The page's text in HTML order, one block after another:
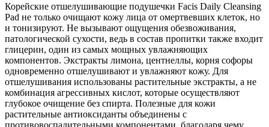
Корейские отшелушивающие подушечки Facis Daily Cleansing
Pad не только очищают кожу лица от омертвевших клеток, но
и тонизируют. Не вызывают ощущения обезвоживания,
патологической сухости, ведь в состав пропитки также входит
глицерин, один из самых мощных увлажняющих
компонентов. Экстракты лимона, центнеллы, корня софоры
одновременно отшелушивают и увлажняют кожу. Для
отшелушивания использованы растительные экстракты, а не
комбинация агрессивных кислот, которые осуществляют
глубокое очищение без спирта. Полезные для кожи
растительные антиоксиданты объединены с
противовоспалительными компонентами, благодаря чему